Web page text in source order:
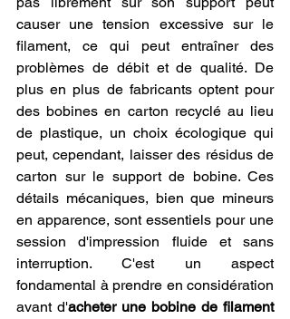
causer une tension excessive sur le
filament, ce qui peut entraîner des
problèmes de débit et de qualité. De
plus en plus de fabricants optent pour
des bobines en carton recyclé au lieu
de plastique, un choix écologique qui
peut, cependant, laisser des résidus de
carton sur le support de bobine. Ces
détails mécaniques, bien que mineurs
en apparence, sont essentiels pour une
session d'impression fluide et sans
interruption. C'est un aspect
fondamental à prendre en considération
avant d'acheter une bobine de filament